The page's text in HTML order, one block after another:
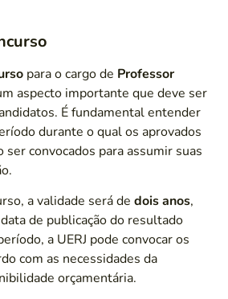
para o cargo de Professor
aspecto importante que deve ser
É fundamental entender
durante o qual os aprovados
ser convocados para assumir suas
a validade será de dois anos,
de publicação do resultado
a UERJ pode convocar os
com as necessidades da
orçamentária.